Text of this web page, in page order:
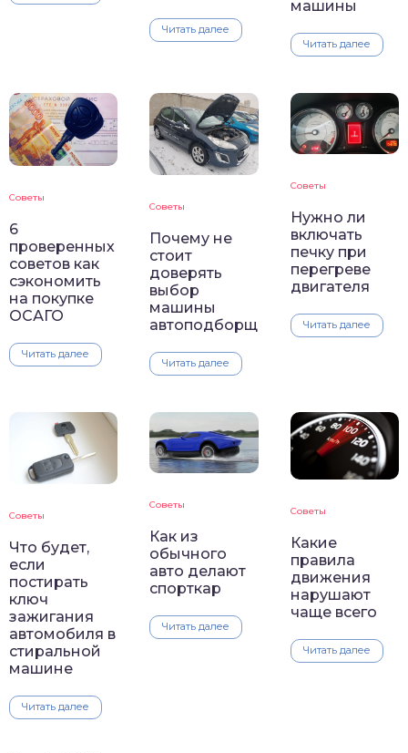
Читать далее
машины
Читать далее
Советы
6
проверенных
советов как
сэкономить
на покупке
ОСАГО
Читать далее
Советы
Почему не
стоит
доверять
выбор
машины
автоподборщику
Читать далее
Советы
Нужно ли
включать
печку при
перегреве
двигателя
Читать далее
Советы
Что будет,
если
постирать
ключ
зажигания
автомобиля в
стиральной
машине
Читать далее
Советы
Как из
обычного
авто делают
спорткар
Читать далее
Советы
Какие
правила
движения
нарушают
чаще всего
Читать далее